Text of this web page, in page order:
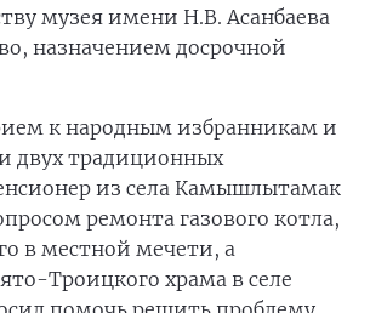
музея имени Н.В. Асанбаева
назначением досрочной
к народным избранникам и
двух традиционных
из села Камышлытамак
ремонта газового котла,
в местной мечети, а
Троицкого храма в селе